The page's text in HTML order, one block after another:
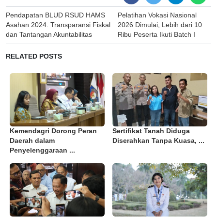
Post
navigation
Pendapatan BLUD RSUD HAMS
Asahan 2024: Transparansi Fiskal
dan Tantangan Akuntabilitas
Pelatihan Vokasi Nasional
2026 Dimulai, Lebih dari 10
Ribu Peserta Ikuti Batch I
RELATED POSTS
Kemendagri Dorong Peran
Daerah dalam
Penyelenggaraan ...
Sertifikat Tanah Diduga
Diserahkan Tanpa Kuasa, ...